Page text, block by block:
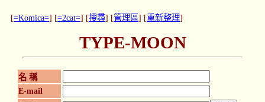
[=Komica=] [=2cat=] [搜尋] [管理區] [重新整理]
TYPE-MOON
名 稱
E-mail